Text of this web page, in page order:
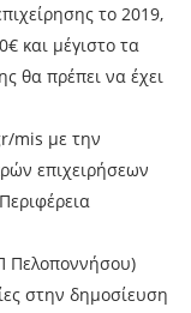
το 2019,
και μέγιστο τα
θα πρέπει να έχει
mis με την
επιχειρήσεων
Πελοποννήσου)
στην δημοσίευση